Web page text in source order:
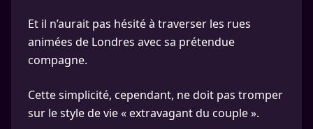
Et il n’aurait pas hésité à traverser les rues
animées de Londres avec sa prétendue
compagne.
Cette simplicité, cependant, ne doit pas tromper
sur le style de vie « extravagant du couple ».